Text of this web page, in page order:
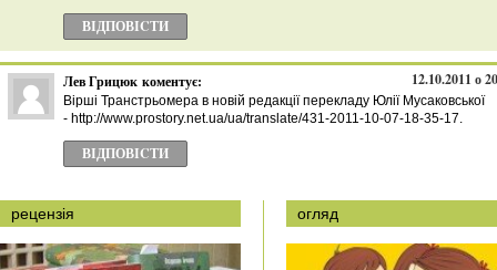
ВІДПОВІCТИ
Лев Грицюк коментує: 12.10.2011 о
Вірші Транстрьомера в новій редакції перекладу Юлії Мусаковської
- http://www.prostory.net.ua/ua/translate/431-2011-10-07-18-35-17.
ВІДПОВІCТИ
рецензія огляд